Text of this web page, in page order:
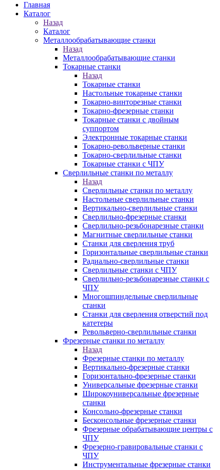
Главная
Каталог
Назад
Каталог
Металлообрабатывающие станки
Назад
Металлообрабатывающие станки
Токарные станки
Назад
Токарные станки
Настольные токарные станки
Токарно-винторезные станки
Токарно-фрезерные станки
Токарные станки с двойным
суппортом
Электронные токарные станки
Токарно-револьверные станки
Токарно-сверлильные станки
Токарные станки с ЧПУ
Сверлильные станки по металлу
Назад
Сверлильные станки по металлу
Настольные сверлильные станки
Вертикально-сверлильные станки
Сверлильно-фрезерные станки
Сверлильно-резьбонарезные станки
Магнитные сверлильные станки
Станки для сверления труб
Горизонтальные сверлильные станки
Радиально-сверлильные станки
Сверлильные станки с ЧПУ
Сверлильно-резьбонарезные станки с
ЧПУ
Многошпиндельные сверлильные
станки
Станки для сверления отверстий под
катетеры
Револьверно-сверлильные станки
Фрезерные станки по металлу
Назад
Фрезерные станки по металлу
Вертикально-фрезерные станки
Горизонтально-фрезерные станки
Универсальные фрезерные станки
Широкоуниверсальные фрезерные
станки
Консольно-фрезерные станки
Бесконсольные фрезерные станки
Фрезерные обрабатывающие центры с
ЧПУ
Фрезерно-гравировальные станки с
ЧПУ
Инструментальные фрезерные станки